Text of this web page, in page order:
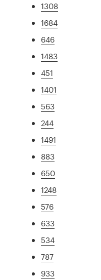
1308
1684
646
1483
451
1401
563
244
1491
883
650
1248
576
633
534
787
933